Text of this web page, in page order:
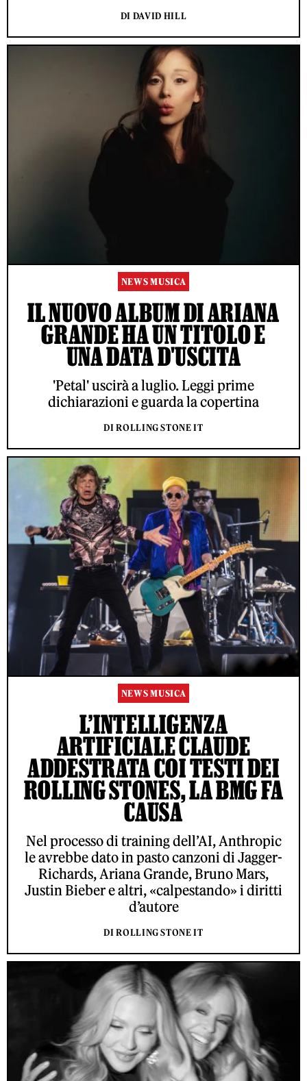
DI DAVID HILL
NEWS MUSICA
IL NUOVO ALBUM DI ARIANA
GRANDE HA UN TITOLO E
UNA DATA D'USCITA
'Petal' uscirà a luglio. Leggi prime
dichiarazioni e guarda la copertina
DI ROLLING STONE IT
NEWS MUSICA
L’INTELLIGENZA
ARTIFICIALE CLAUDE
ADDESTRATA COI TESTI DEI
ROLLING STONES, LA BMG FA
CAUSA
Nel processo di training dell’AI, Anthropic
le avrebbe dato in pasto canzoni di Jagger-
Richards, Ariana Grande, Bruno Mars,
Justin Bieber e altri, «calpestando» i diritti
d’autore
DI ROLLING STONE IT